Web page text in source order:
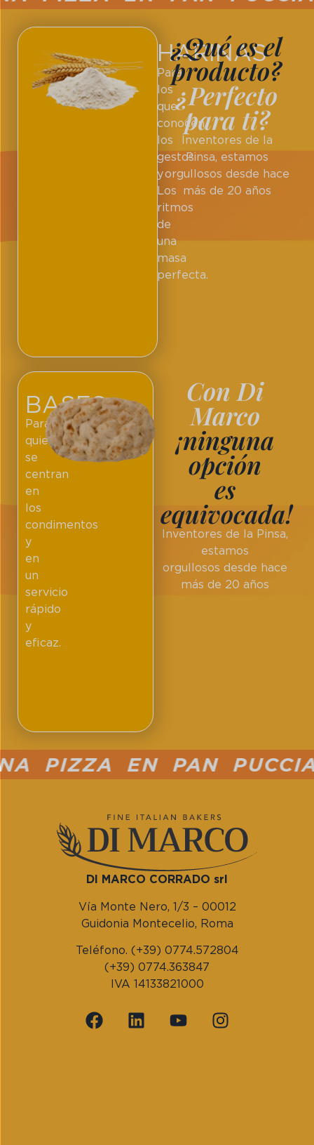
HARINAS
Para
los
que
conocen
los
gestos
y
Los
ritmos
de
una
masa
perfecta.
¿Qué es el
producto?
¿Perfecto
para ti?
Inventores de la
Pinsa, estamos
orgullosos desde hace
más de 20 años
Con Di
Marco
¡ninguna
opción
es
equivocada!
Inventores de la Pinsa,
estamos
orgullosos desde hace
más de 20 años
BASES
Para
quienes
se
centran
en
los
condimentos
y
en
un
servicio
rápido
y
eficaz.
EN PAN PUCCIA
DI MARCO CORRADO srl
Vía Monte Nero, 1/3 – 00012
Guidonia Montecelio, Roma
Teléfono. (+39) 0774.572804
(+39) 0774.363847
IVA 14133821000